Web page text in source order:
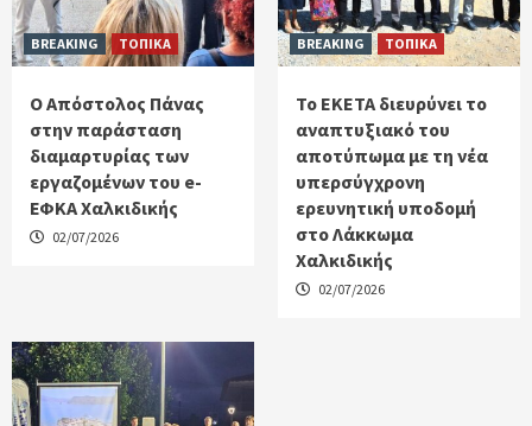
BREAKING ΤΟΠΙΚΑ
Ο Απόστολος Πάνας
στην παράσταση
διαμαρτυρίας των
εργαζομένων του e-
ΕΦΚΑ Χαλκιδικής
02/07/2026
BREAKING ΤΟΠΙΚΑ
Το ΕΚΕΤΑ διευρύνει το
αναπτυξιακό του
αποτύπωμα με τη νέα
υπερσύγχρονη
ερευνητική υποδομή
στο Λάκκωμα
Χαλκιδικής
02/07/2026